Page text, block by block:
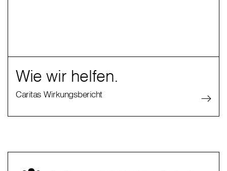
Wie wir helfen.
Caritas Wirkungsbericht